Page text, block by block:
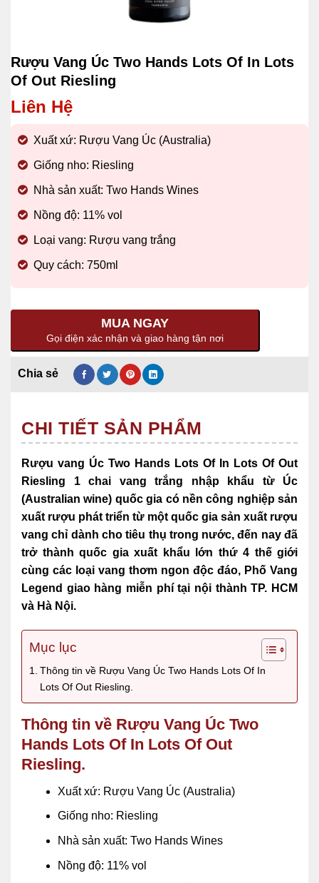
Rượu Vang Úc Two Hands Lots Of In Lots
Of Out Riesling
Liên Hệ
Xuất xứ: Rượu Vang Úc (Australia)
Giống nho: Riesling
Nhà sản xuất: Two Hands Wines
Nồng độ: 11% vol
Loại vang: Rượu vang trắng
Quy cách: 750ml
MUA NGAY
Gọi điện xác nhận và giao hàng tận nơi
CHI TIẾT SẢN PHẨM
Rượu vang Úc Two Hands Lots Of In Lots Of Out
Riesling 1 chai vang trắng nhập khẩu từ Úc
(Australian wine) quốc gia có nền công nghiệp sản
xuất rượu phát triển từ một quốc gia sản xuất rượu
vang chỉ dành cho tiêu thụ trong nước, đến nay đã
trở thành quốc gia xuất khẩu lớn thứ 4 thế giới
cùng các loại vang thơm ngon độc đáo, Phố Vang
Legend giao hàng miễn phí tại nội thành TP. HCM
và Hà Nội.
Mục lục
Thông tin về Rượu Vang Úc Two Hands Lots Of In
Lots Of Out Riesling.
Thông tin về Rượu Vang Úc Two
Hands Lots Of In Lots Of Out
Riesling.
Xuất xứ: Rượu Vang Úc (Australia)
Giống nho: Riesling
Nhà sản xuất: Two Hands Wines
Nồng độ: 11% vol